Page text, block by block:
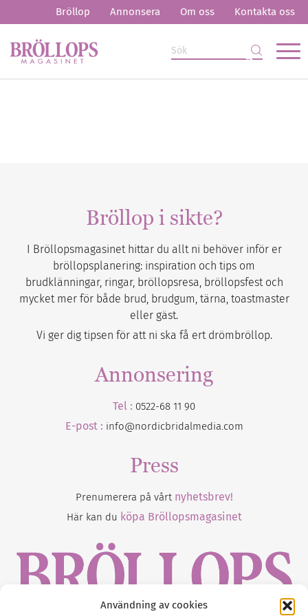
Användning av cookies
Bröllop Annonsera Om oss Kontakta oss
Bröllop i sikte?
I Bröllopsmagasinet hittar du allt ni behöver inför er
bröllopsplanering: inspiration och tips om
brudklänningar, ringar, bröllopsresa, bröllopsfest och
mycket mer för både brud, brudgum, tärna, toastmaster
eller gäst.
Vi ger dig tipsen för att ni ska få ert drömbröllop.
Annonsering
Tel : 0522-68 11 90
E-post : info@nordicbridalmedia.com
Press
Prenumerera på vårt nyhetsbrev!
Här kan du köpa Bröllopsmagasinet